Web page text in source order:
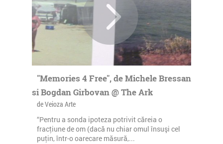
"Memories 4 Free", de Michele Bressan
si Bogdan Girbovan @ The Ark
de Veioza Arte
“Pentru a sonda ipoteza potrivit căreia o
fracţiune de om (dacă nu chiar omul însuşi cel
puţin, într-o oarecare măsură,...